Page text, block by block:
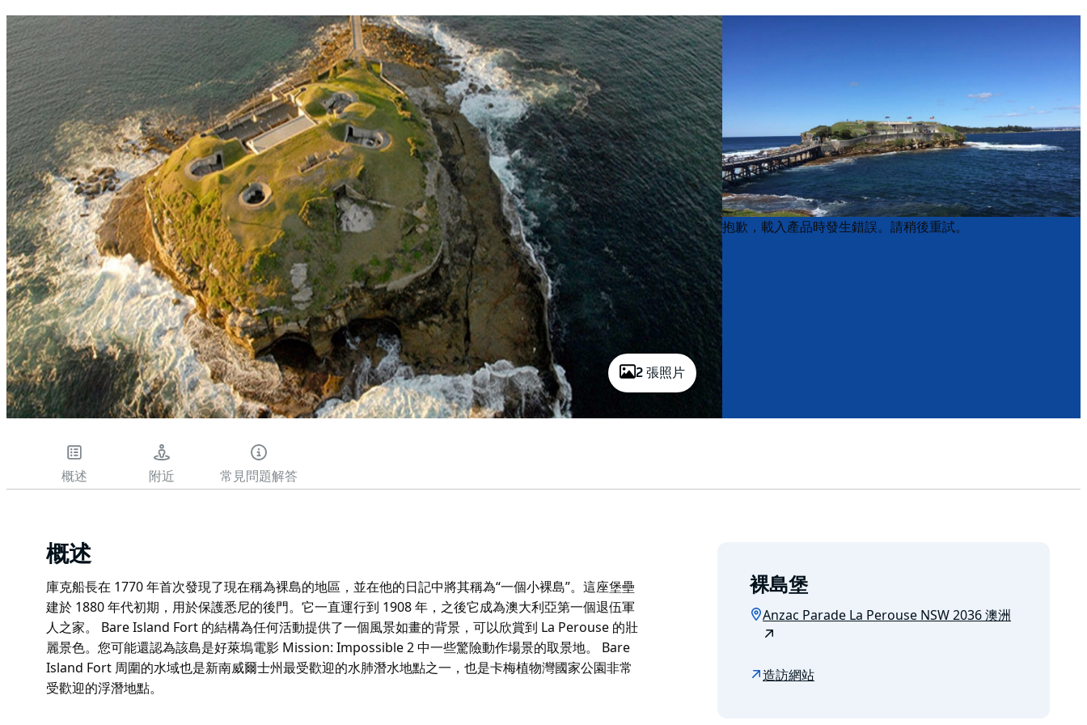
2 張照片
Product
List
Product
List
抱歉，載入產品時發生錯誤。請稍後重試。
概述 附近 常見問題解答
概述
庫克船長在 1770 年首次發現了現在稱為裸島的地區，並在他的日記中將其稱為“一個小裸島”。這座堡壘
建於 1880 年代初期，用於保護悉尼的後門。它一直運行到 1908 年，之後它成為澳大利亞第一個退伍軍
人之家。 Bare Island Fort 的結構為任何活動提供了一個風景如畫的背景，可以欣賞到 La Perouse 的壯
麗景色。您可能還認為該島是好萊塢電影 Mission: Impossible 2 中一些驚險動作場景的取景地。 Bare
Island Fort 周圍的水域也是新南威爾士州最受歡迎的水肺潛水地點之一，也是卡梅植物灣國家公園非常
受歡迎的浮潛地點。
裸島堡
Anzac Parade La Perouse NSW 2036 澳洲
造訪網站